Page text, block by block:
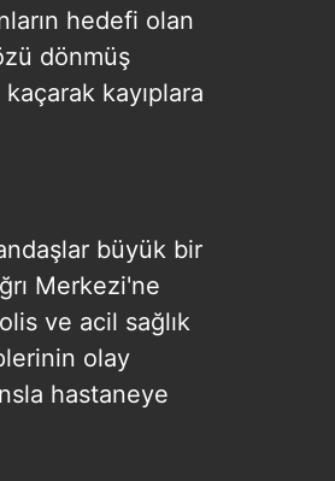
hedefi olan
dönmüş
kayıplara
büyük bir
Merkezi'ne
ve acil sağlık
olay
hastaneye